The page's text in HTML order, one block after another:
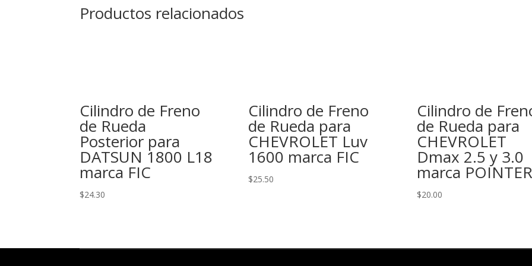
Productos relacionados
Cilindro de Freno
de Rueda
Posterior para
DATSUN 1800 L18
marca FIC
$24.30
Cilindro de Freno
de Rueda para
CHEVROLET Luv
1600 marca FIC
$25.50
Cilindro de
de Rueda para
CHEVROLET
Dmax 2.5 y 3.0
marca POINTER
$20.00